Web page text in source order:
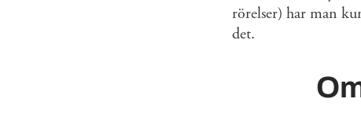
rörelser) har man
det.